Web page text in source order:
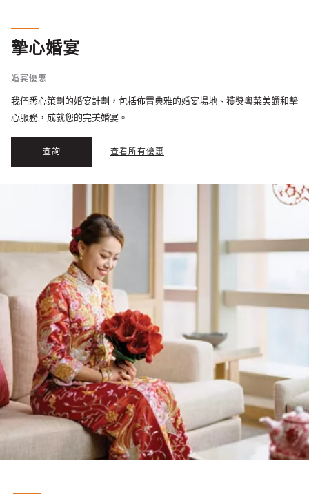
摯心婚宴
婚宴優惠
我們悉心策劃的婚宴計劃，包括佈置典雅的婚宴場地、獲獎粵菜美饌和摯
心服務，成就您的完美婚宴。
查詢 查看所有優惠